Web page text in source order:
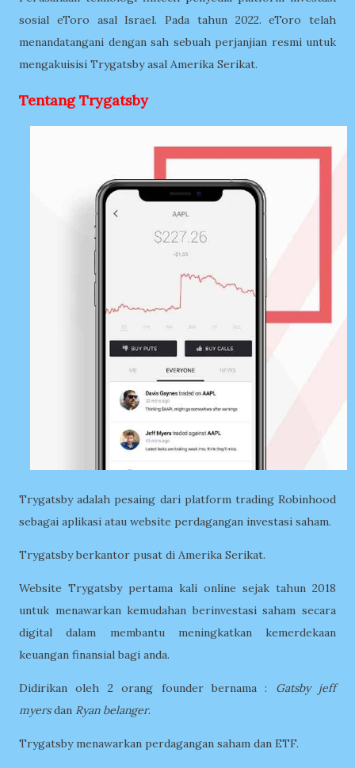
sosial eToro asal Israel. Pada tahun 2022. eToro telah
menandatangani dengan sah sebuah perjanjian resmi untuk
mengakuisisi Trygatsby asal Amerika Serikat.
Tentang Trygatsby
Trygatsby adalah pesaing dari platform trading Robinhood
sebagai aplikasi atau website perdagangan investasi saham.
Trygatsby berkantor pusat di Amerika Serikat.
Website Trygatsby pertama kali online sejak tahun 2018
untuk menawarkan kemudahan berinvestasi saham secara
digital dalam membantu meningkatkan kemerdekaan
keuangan finansial bagi anda.
Didirikan oleh 2 orang founder bernama : Gatsby jeff
myersdan Ryan belanger.
Trygatsby menawarkan perdagangan saham dan ETF.